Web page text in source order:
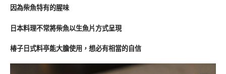
因為柴魚特有的腥味
日本料理不常將柴魚以生魚片方式呈現
椿子日式料亭能大膽使用，想必有相當的自信